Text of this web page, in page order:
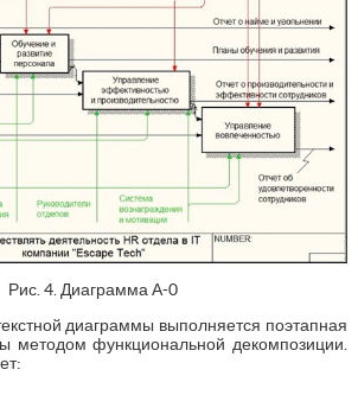
Рис. 4. Диаграмма А-0
диаграммы выполняется поэтапная
методом функциональной декомпозиции.